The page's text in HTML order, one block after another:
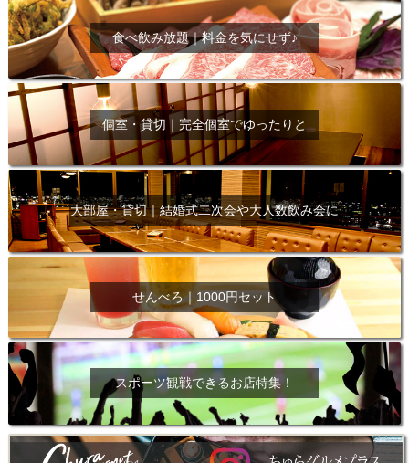
食べ飲み放題｜料金を気にせず♪
個室・貸切｜完全個室でゆったりと
大部屋・貸切｜結婚式二次会や大人数飲み会に
せんべろ｜1000円セット
スポーツ観戦できるお店特集！